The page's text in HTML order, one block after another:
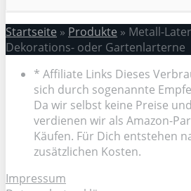
Startseite » Produkte » Metall-
Dekorations- oder Gartenlarterne
* Affiliate Links Dieses
sich durch sogenannte
Da wir selbst keine Preise
verdienen wir als Amazon-
Käufen. Für Dich entstehen
zusätzlichen Kosten.
Impressum